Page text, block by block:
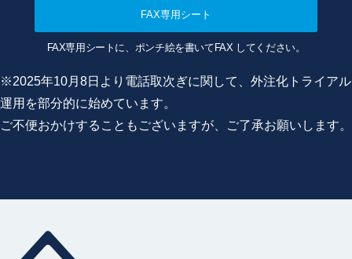
FAX専用シート
FAX専用シートに、ポンチ絵を書いてFAX してください。
※2025年10月8日より電話取次ぎに関して、外注化トライアル
運用を部分的に始めています。
ご不便おかけすることもございますが、ご了承お願いします。